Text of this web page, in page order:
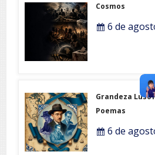
Cosmos
6 de
Grandeza
Poemas
6 de